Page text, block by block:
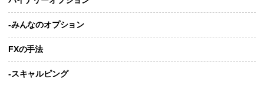
-みんなのオプション
FXの手法
-スキャルピング